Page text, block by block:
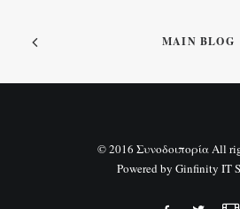
MAIN BLOG
© 2016 Συνοδοιπορία All
Powered by Ginfinity IT